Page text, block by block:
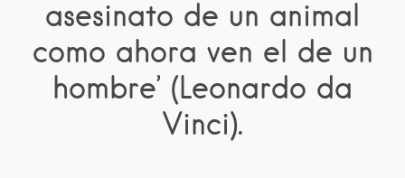
asesinato de un animal
como ahora ven el de un
hombre’ (Leonardo da
Vinci).